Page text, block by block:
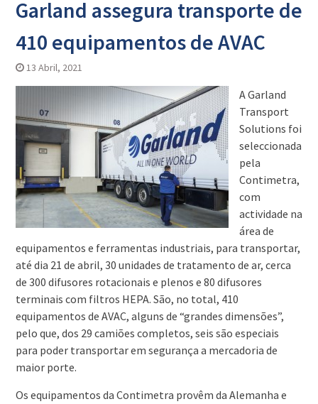
Garland assegura transporte de
410 equipamentos de AVAC
13 Abril, 2021
A Garland
Transport
Solutions foi
seleccionada
pela
Contimetra,
com
actividade na
área de
equipamentos e ferramentas industriais, para transportar,
até dia 21 de abril, 30 unidades de tratamento de ar, cerca
de 300 difusores rotacionais e plenos e 80 difusores
terminais com filtros HEPA. São, no total, 410
equipamentos de AVAC, alguns de “grandes dimensões”,
pelo que, dos 29 camiões completos, seis são especiais
para poder transportar em segurança a mercadoria de
maior porte.
Os equipamentos da Contimetra provêm da Alemanha e